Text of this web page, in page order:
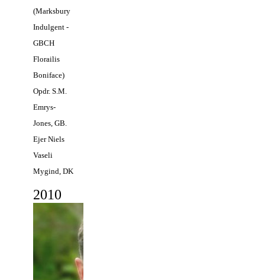
(Marksbury
Indulgent -
GBCH
Florailis
Boniface)
Opdr. S.M.
Emrys-
Jones, GB.
Ejer Niels
Vaseli
Mygind, DK
2010